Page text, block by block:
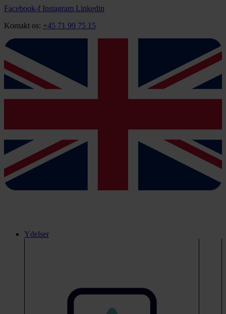
Videre
indhold
Facebook-f Instagram Linkedin
Kontakt os: +45 71 99 75 15
Ydelser